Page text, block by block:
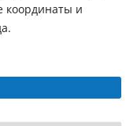
координаты и